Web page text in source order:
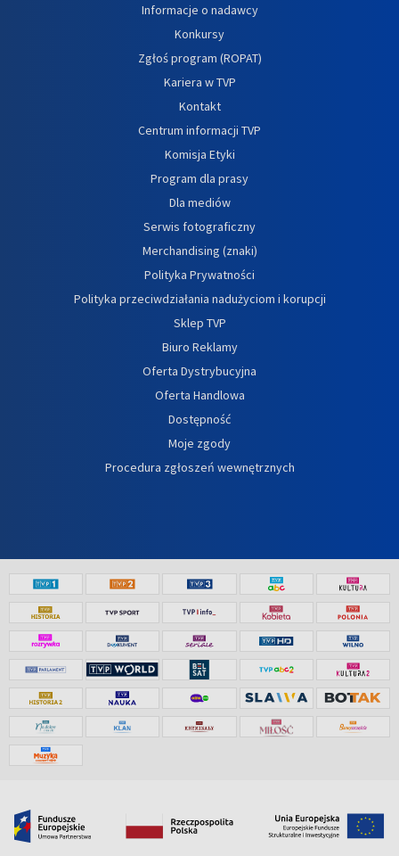
Informacje o nadawcy
Konkursy
Zgłoś program (ROPAT)
Kariera w TVP
Kontakt
Centrum informacji TVP
Komisja Etyki
Program dla prasy
Dla mediów
Serwis fotograficzny
Merchandising (znaki)
Polityka Prywatności
Polityka przeciwdziałania nadużyciom i korupcji
Sklep TVP
Biuro Reklamy
Oferta Dystrybucyjna
Oferta Handlowa
Dostępność
Moje zgody
Procedura zgłoszeń wewnętrznych